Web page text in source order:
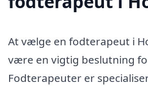
At vælge en fodterapeut i
være en vigtig beslutning
Fodterapeuter er